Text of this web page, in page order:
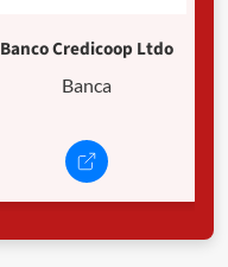
Banco Credicoop Ltdo
Banca